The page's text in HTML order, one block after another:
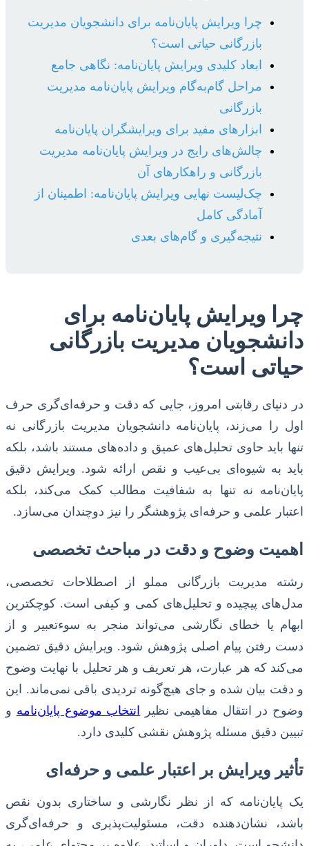
چرا ویرایش پایان‌نامه برای دانشجویان مدیریت
بازرگانی حیاتی است؟
ابعاد کلیدی ویرایش پایان‌نامه: نگاهی جامع
مراحل گام‌به‌گام ویرایش پایان‌نامه مدیریت
بازرگانی
ابزارهای مفید برای ویرایشگران پایان‌نامه
چالش‌های رایج در ویرایش پایان‌نامه مدیریت
بازرگانی و راهکارهای آن
چک‌لیست نهایی ویرایش پایان‌نامه: اطمینان از
آمادگی کامل
نتیجه‌گیری و گام‌های بعدی
چرا ویرایش پایان‌نامه برای
دانشجویان مدیریت بازرگانی
حیاتی است؟
در دنیای رقابتی امروز، جایی که دقت و حرفه‌ای‌گری حرف
اول را می‌زند، پایان‌نامه دانشجویان مدیریت بازرگانی نه
تنها باید حاوی تحلیل‌های عمیق و داده‌های مستند باشد، بلکه
باید به شیوه‌ای بی‌عیب و نقص ارائه شود. ویرایش دقیق
پایان‌نامه نه تنها به شفافیت مطالب کمک می‌کند، بلکه
اعتبار علمی و حرفه‌ای پژوهشگر را نیز دوچندان می‌سازد.
اهمیت وضوح و دقت در مباحث تخصصی
رشته مدیریت بازرگانی مملو از اصطلاحات تخصصی،
مدل‌های پیچیده و تحلیل‌های کمی و کیفی است. کوچکترین
ابهام یا خطای نگارشی می‌تواند منجر به سوءتعبیر و از
دست رفتن پیام اصلی پژوهش شود. ویرایش دقیق تضمین
می‌کند که هر عبارت، هر تعریف و هر تحلیل با نهایت وضوح
و دقت بیان شده و جای هیچ‌گونه تردیدی باقی نمی‌ماند. این
وضوح در انتقال مفاهیمی نظیر انتخاب موضوع پایان‌نامه و
تبیین دقیق مسئله پژوهش نقشی کلیدی دارد.
تأثیر ویرایش بر اعتبار علمی و حرفه‌ای
یک پایان‌نامه که از نظر نگارشی و ساختاری بدون نقص
باشد، نشان‌دهنده دقت، مسئولیت‌پذیری و حرفه‌ای‌گری